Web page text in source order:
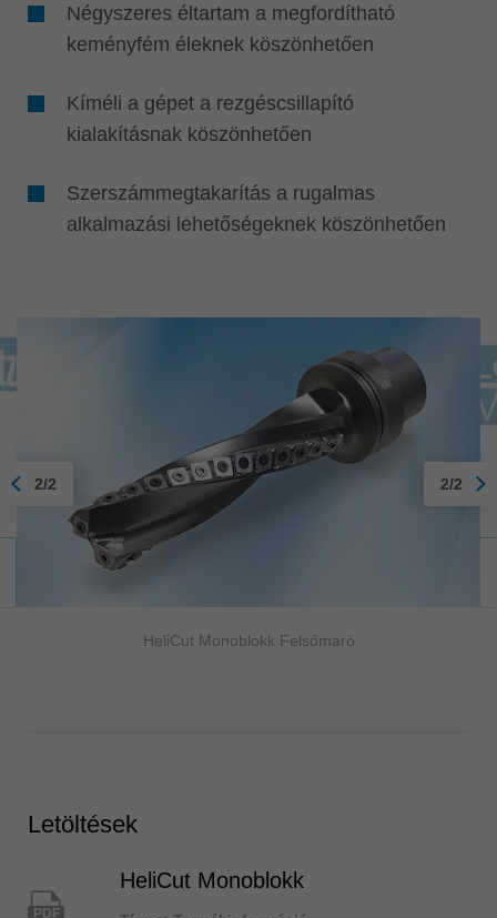
Négyszeres éltartam a megfordítható
keményfém éleknek köszönhetően
Kíméli a gépet a rezgéscsillapító
kialakításnak köszönhetően
Szerszámmegtakarítás a rugalmas
alkalmazási lehetőségeknek köszönhetően
HeliCut Monoblokk Felsőmaró
2/2 2/2
Letöltések
PDF
HeliCut Monoblokk